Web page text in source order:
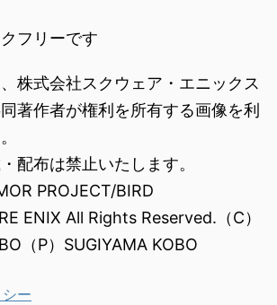
フリーです
株式会社スクウェア・エニックス
著作者が権利を所有する画像を利
配布は禁止いたします。
PROJECT/BIRD
ENIX All Rights Reserved.（C）
（P）SUGIYAMA KOBO
ー